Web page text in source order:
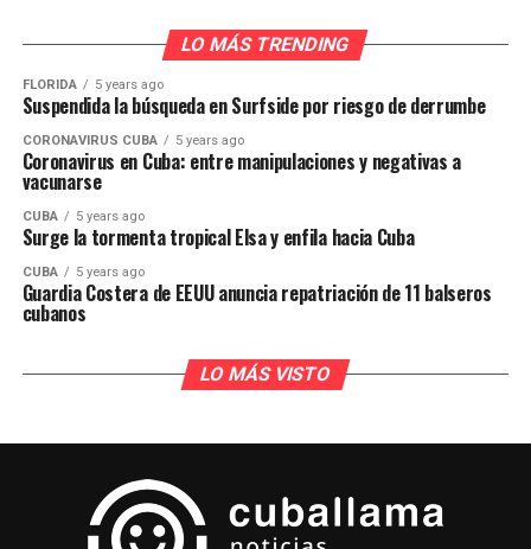
LO MÁS TRENDING
FLORIDA 5 years ago
Suspendida la búsqueda en Surfside por riesgo de derrumbe
CORONAVIRUS CUBA 5 years ago
Coronavirus en Cuba: entre manipulaciones y negativas a
vacunarse
CUBA 5 years ago
Surge la tormenta tropical Elsa y enfila hacia Cuba
CUBA 5 years ago
Guardia Costera de EEUU anuncia repatriación de 11 balseros
cubanos
LO MÁS VISTO